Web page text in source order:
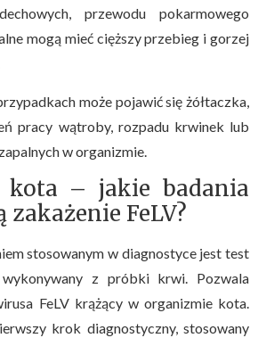
przewodu pokarmowego
mogą mieć cięższy przebieg i gorzej
może pojawić się żółtaczka,
pracy wątroby, rozpadu krwinek lub
w organizmie.
kota – jakie badania
FeLV?
stosowanym w diagnostyce jest test
wykonywany z próbki krwi. Pozwala
FeLV krążący w organizmie kota.
krok diagnostyczny, stosowany